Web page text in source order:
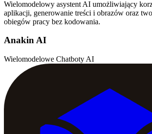
Wielomodelowy asystent AI umożliwiający
aplikacji, generowanie treści i obrazów oraz
obiegów pracy bez kodowania.
Anakin AI
Wielomodelowe Chatboty AI